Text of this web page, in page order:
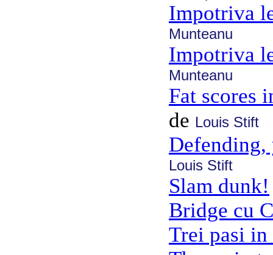
Impotriva
Munteanu
Impotriva
Munteanu
Fat scores
de Louis Stift
Louis Stift
Slam dunk!
Bridge cu
Trei pasi in